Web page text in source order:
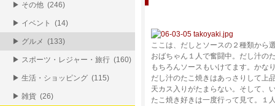
ここは、だしとソースの２種類から
おばちゃん１人で奮闘中。だし汁の
もちろんソースもいけてます。かな
だし汁のたこ焼きはあっさりして上
天カス入りがたまらない。そして、
たこ焼き好きは一度行って見て。１
▶ その他 (246)
▶ イベント (14)
▶ グルメ (133)
▶ スポーツ・レジャー・旅行 (160)
▶ 生活・ショッピング (115)
▶ 雑貨 (26)